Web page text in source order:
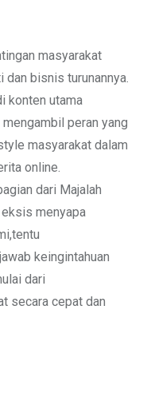
masyarakat
bisnis turunannya.
konten utama
peran yang
masyarakat dalam
online.
dari Majalah
menyapa
keingintahuan
dari
secara cepat dan